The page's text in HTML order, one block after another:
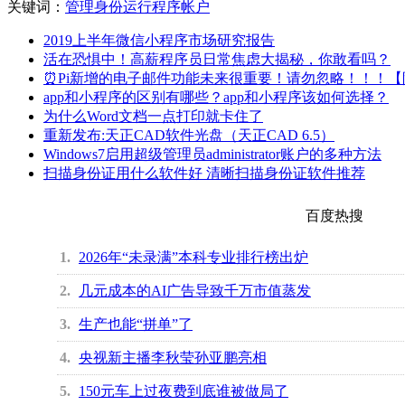
关键词： 管理身份运行程序帐户
2019上半年微信小程序市场研究报告
活在恐惧中！高薪程序员日常焦虑大揭秘，你敢看吗？
⏰Pi新增的电子邮件功能未来很重要！请勿忽略！！！【
app和小程序的区别有哪些？app和小程序该如何选择？
为什么Word文档一点打印就卡住了
重新发布:天正CAD软件光盘（天正CAD 6.5）
Windows7启用超级管理员administrator账户的多种方法
扫描身份证用什么软件好 清晰扫描身份证软件推荐
百度热搜
1 2026年“未录满”本科专业排行榜出炉
2 几元成本的AI广告导致千万市值蒸发
3 生产也能“拼单”了
4 央视新主播李秋莹孙亚鹏亮相
5 150元车上过夜费到底谁被做局了